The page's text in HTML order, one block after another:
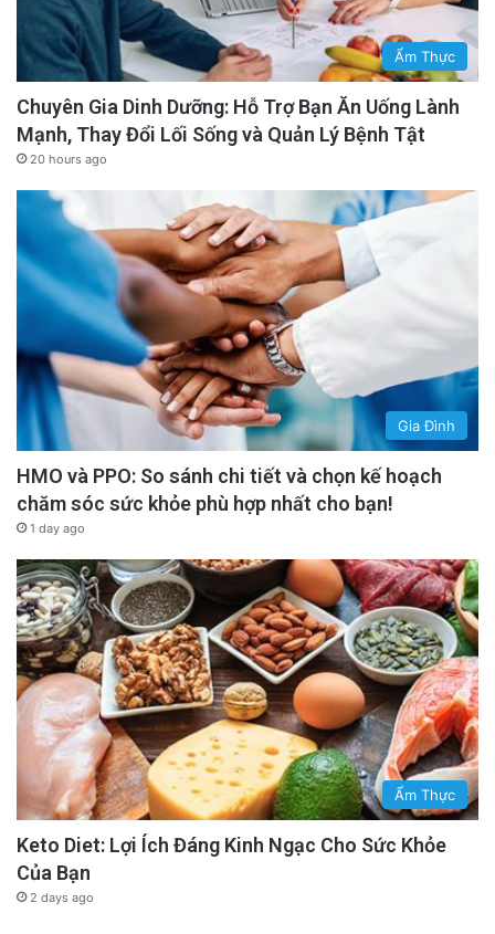
Ẩm Thực
Chuyên Gia Dinh Dưỡng: Hỗ Trợ Bạn Ăn Uống Lành
Mạnh, Thay Đổi Lối Sống và Quản Lý Bệnh Tật
20 hours ago
Gia Đình
HMO và PPO: So sánh chi tiết và chọn kế hoạch
chăm sóc sức khỏe phù hợp nhất cho bạn!
1 day ago
Ẩm Thực
Keto Diet: Lợi Ích Đáng Kinh Ngạc Cho Sức Khỏe
Của Bạn
2 days ago